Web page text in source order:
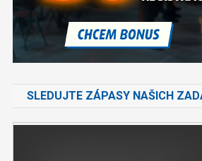
SLEDUJTE ZÁPASY NAŠICH